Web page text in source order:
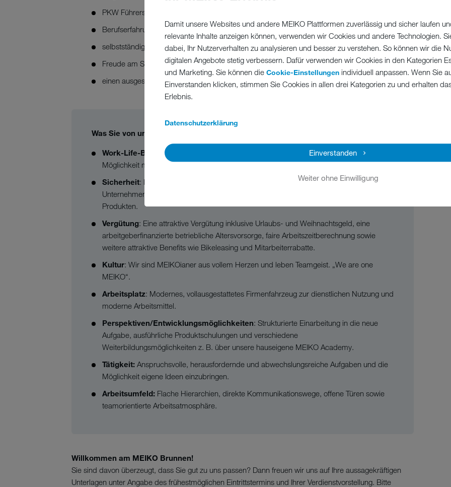
Damit unsere Websites und andere MEIKO Plattformen zuverlässig und sicher laufen
relevante Inhalte anzeigen können, verwenden wir Cookies und andere Technologien.
dabei, Ihr Nutzerverhalten zu analysieren und besser zu verstehen. So können wir die
digitalen Angebote stetig verbessern. Dafür verwenden wir Cookies in den Kategorien
und Marketing. Sie können die Cookie-Einstellungen individuell anpassen. Wenn Sie
Einverstanden klicken, stimmen Sie Cookies in allen drei Kategorien zu und erhalten
Erlebnis.
Datenschutzerklärung
Einverstanden
Weiter ohne Einwilligung
PKW Führerschein
Berufserfahrung als Servicetechniker oder in ähnlicher Funktion wünschenswert
selbstständiges Arbeiten
Freude am Serviceaußendienst
einen ausgesprochenen Sinn für Qualität und Kundenorientierung
Was Sie von uns erwarten können:
Work-Life-Balance:
Sonderurlaubstage für diverse Anlässe, flexible Arbeitszeiten, die
Möglichkeit mobil zu arbeiten
Sicherheit: Die Sicherheit einer Unternehmensträgerstiftung als Eigentümerin des
Unternehmens sowie ein global agierendes Unternehmen mit innovativen, sinnstiftenden
Produkten.
Vergütung: Eine attraktive Vergütung inklusive Urlaubs- und Weihnachtsgeld, eine
arbeitgeberfinanzierte betriebliche Altersvorsorge, faire Arbeitszeitberechnung sowie
weitere attraktive Benefits wie Bikeleasing und Mitarbeiterrabatte.
Kultur: Wir sind MEIKOianer aus vollem Herzen und leben Teamgeist. „We are one
MEIKO“.
Arbeitsplatz: Modernes, vollausgestattetes Firmenfahrzeug zur dienstlichen Nutzung und
moderne Arbeitsmittel.
Perspektiven/Entwicklungsmöglichkeiten: Strukturierte Einarbeitung in die neue
Aufgabe, ausführliche Produktschulungen und verschiedene
Weiterbildungsmöglichkeiten z. B. über unsere hauseigene MEIKO Academy.
Tätigkeit: Anspruchsvolle, herausfordernde und abwechslungsreiche Aufgaben und die
Möglichkeit eigene Ideen einzubringen.
Arbeitsumfeld: Flache Hierarchien, direkte Kommunikationswege, offene Türen sowie
teamorientierte Arbeitsatmosphäre.
Willkommen am MEIKO Brunnen!
Sie sind davon überzeugt, dass Sie gut zu uns passen? Dann freuen wir uns auf Ihre aussagekräftigen
Unterlagen unter Angabe des frühestmöglichen Eintrittstermins und Ihrer Verdienstvorstellung. Bitte